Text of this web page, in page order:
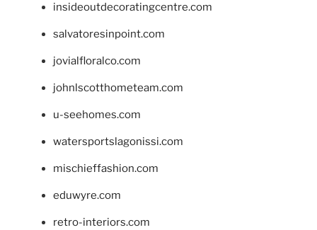
insideoutdecoratingcentre.com
salvatoresinpoint.com
jovialfloralco.com
johnlscotthometeam.com
u-seehomes.com
watersportslagonissi.com
mischieffashion.com
eduwyre.com
retro-interiors.com